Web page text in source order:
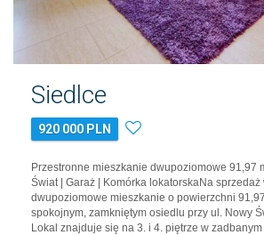
Siedlce
920 000 PLN
Przestronne mieszkanie dwupoziomowe 91,97
Świat | Garaż | Komórka lokatorskaNa sprzedaż
dwupoziomowe mieszkanie o powierzchni 91,97
spokojnym, zamkniętym osiedlu przy ul. Nowy
Lokal znajduje się na 3. i 4. piętrze w